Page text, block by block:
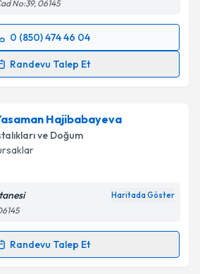
No:39, 06145
0 (850) 474 46 04
Randevu Talep Et
Talebi
e-posta ile bilgilendireceğiz.
işlenmesine ilişkin
ve kişisel verilerimin belirtilen
işlenmesini kabul ediyorum.
Hajibabayeva
ve Doğum
Haritada Göster
Randevu Talep Et
Talebi